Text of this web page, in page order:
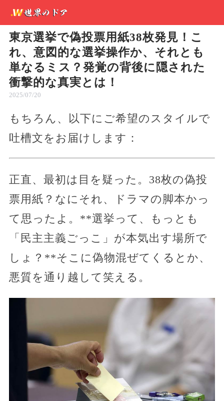
東京選挙で偽投票用紙38枚発見！こ
れ、意図的な選挙操作か、それとも
単なるミス？発覚の背後に隠された
衝撃的な真実とは！
2025/07/20
もちろん、以下にご希望のスタイルで
吐槽文をお届けします：
正直、最初は目を疑った。38枚の偽投
票用紙？なにそれ、ドラマの脚本かっ
て思ったよ。**選挙って、もっとも
「民主主義ごっこ」が本気出す場所で
しょ？**そこに偽物混ぜてくるとか、
悪質を通り越して笑える。